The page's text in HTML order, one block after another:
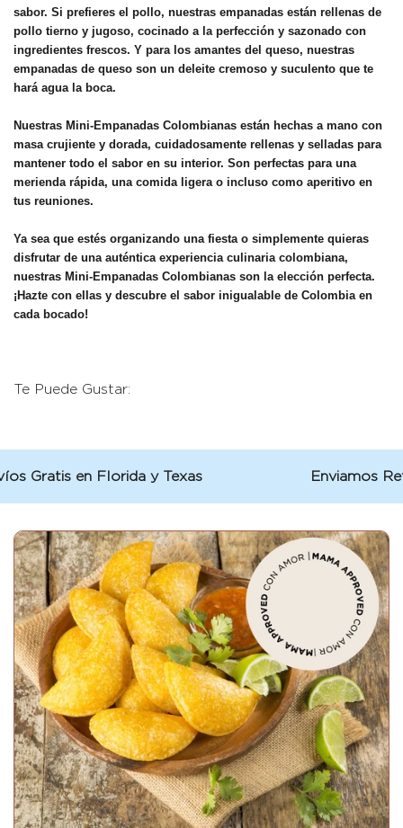
sabor. Si prefieres el pollo, nuestras empanadas están rellenas de
pollo tierno y jugoso, cocinado a la perfección y sazonado con
ingredientes frescos. Y para los amantes del queso, nuestras
empanadas de queso son un deleite cremoso y suculento que te
hará agua la boca.
Nuestras Mini-Empanadas Colombianas están hechas a mano con
masa crujiente y dorada, cuidadosamente rellenas y selladas para
mantener todo el sabor en su interior. Son perfectas para una
merienda rápida, una comida ligera o incluso como aperitivo en
tus reuniones.
Ya sea que estés organizando una fiesta o simplemente quieras
disfrutar de una auténtica experiencia culinaria colombiana,
nuestras Mini-Empanadas Colombianas son la elección perfecta.
¡Hazte con ellas y descubre el sabor inigualable de Colombia en
cada bocado!
Te Puede Gustar:
Gratis en Florida y Texas Enviamos